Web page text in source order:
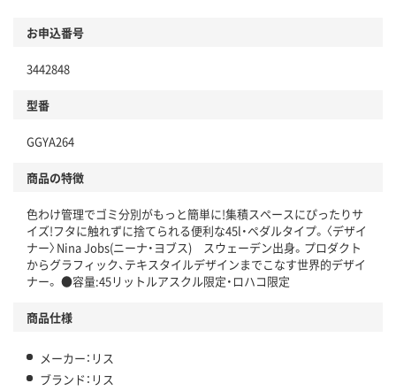
本体
仕組
この商品の環境配慮ポイントです。下記商品詳細「
アスクル商品環境スコア詳細／加点項目
」で確認できます。
お申込番号
3442848
型番
GGYA264
商品の特徴
色わけ管理でゴミ分別がもっと簡単に!集積スペースにぴったりサ
イズ!フタに触れずに捨てられる便利な45l・ペダルタイプ。〈デザイ
ナー〉Nina Jobs(ニーナ・ヨブス) スウェーデン出身。プロダクト
からグラフィック、テキスタイルデザインまでこなす世界的デザイ
ナー。 ●容量:45リットルアスクル限定・ロハコ限定
商品仕様
メーカー：リス
ブランド：リス